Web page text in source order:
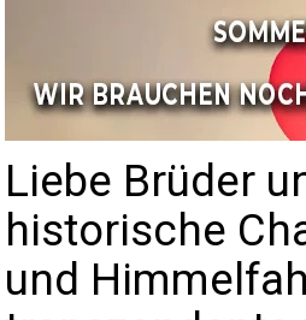
Liebe Brüder
historische
und